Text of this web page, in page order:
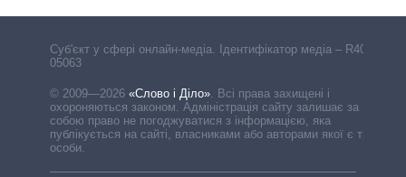
Cуб'єкт у сфері онлайн-медіа. Ідентифікатор медіа – R40-
05063
© 2009—2026 «Слово і Діло»
Всі права захищені і
охороняються законом. Адміністрація сайту залишає за
собою право не погоджуватися з інформацією, яка
публікується на сайті, власниками або авторами якої є треті
особи.